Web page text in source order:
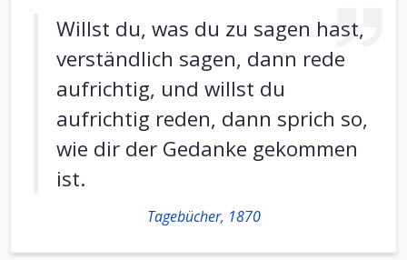
Willst du, was du zu sagen hast,
verständlich sagen, dann rede
aufrichtig, und willst du
aufrichtig reden, dann sprich so,
wie dir der Gedanke gekommen
ist.
Tagebücher, 1870